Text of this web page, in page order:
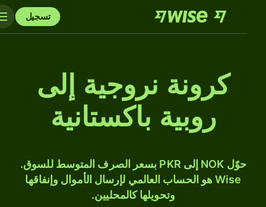
تسجيل
كرونة نروجية إلى
روبية باكستانية
حوّل NOK إلى PKR بسعر الصرف المتوسط للسوق.
Wise هو الحساب العالمي لإرسال الأموال وإنفاقها
وتحويلها كالمحليين.